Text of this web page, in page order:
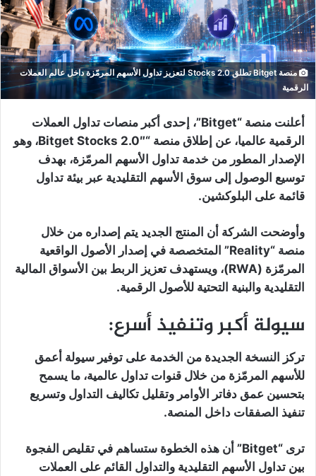
منصة Bitget تطلق Stocks 2.0 لتعزيز تداول الأسهم المرمّزة داخل عالم العملات
الرقمية
أعلنت منصة “Bitget”، إحدى أكبر منصات تداول العملات
الرقمية عالميا، عن إطلاق منصة “Bitget Stocks 2.0″، وهو
الإصدار المطور من خدمة تداول الأسهم المرمّزة، بهدف
توسيع الوصول إلى سوق الأسهم التقليدية عبر بيئة تداول
قائمة على البلوكشين.
وأوضحت الشركة أن المنتج الجديد يتم إصداره من خلال
منصة “Reality” المتخصصة في إصدار الأصول الواقعية
المرمّزة (RWA)، ويستهدف تعزيز الربط بين الأسواق المالية
التقليدية والبنية التحتية للأصول الرقمية.
سيولة أكبر وتنفيذ أسرع:
تركز النسخة الجديدة من الخدمة على توفير سيولة أعمق
للأسهم المرمّزة من خلال قنوات تداول عالمية، ما يسمح
بتحسين عمق دفاتر الأوامر وتقليل تكاليف التداول وتسريع
تنفيذ الصفقات داخل المنصة.
ترى “Bitget” أن هذه الخطوة ستساهم في تقليص الفجوة
بين تداول الأسهم التقليدية والتداول القائم على العملات